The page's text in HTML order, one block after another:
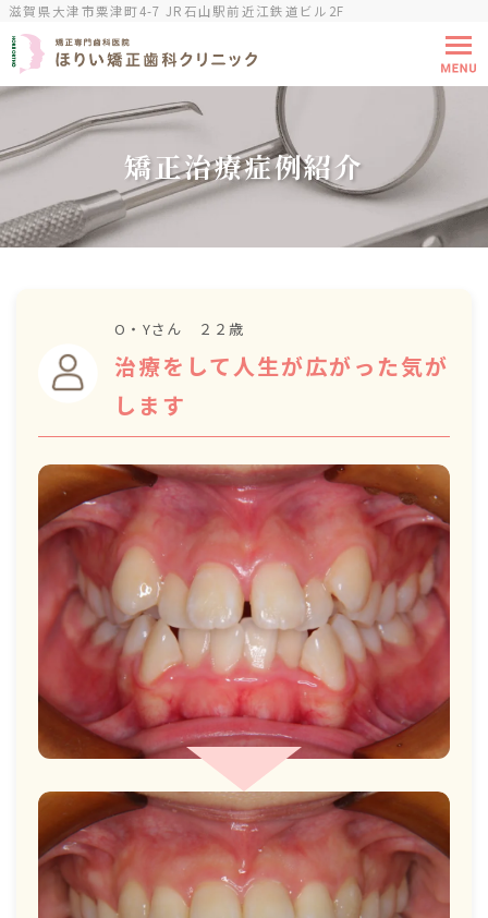
滋賀県大津市粟津町4-7 JR石山駅前近江鉄道ビル2F
矯正治療症例紹介
O・Yさん ２２歳
治療をして人生が広がった気が
します